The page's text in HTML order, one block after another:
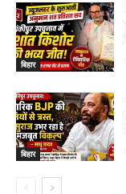
बिहार
बिहार